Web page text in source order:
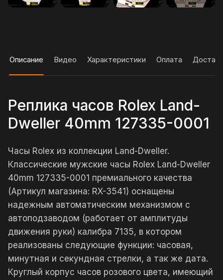
Описание Видео Характеристики Оплата
Реплика часов Rolex Land-
Dweller 40mm 127335-0001
Часы Rolex из коллекции Land-Dweller.
Классические мужские часы Rolex Land-Dweller
40mm 127335-0001 премиального качества
(Артикул магазина: RX-3541) оснащены
надежным автоматическим механизмом с
автоподзаводом (работает от амплитуды
движения руки) калибра 7135, в котором
реализованы следующие функции: часовая,
минутная и секундная стрелки, а так же дата.
Круглый корпус часов розового цвета, имеющий